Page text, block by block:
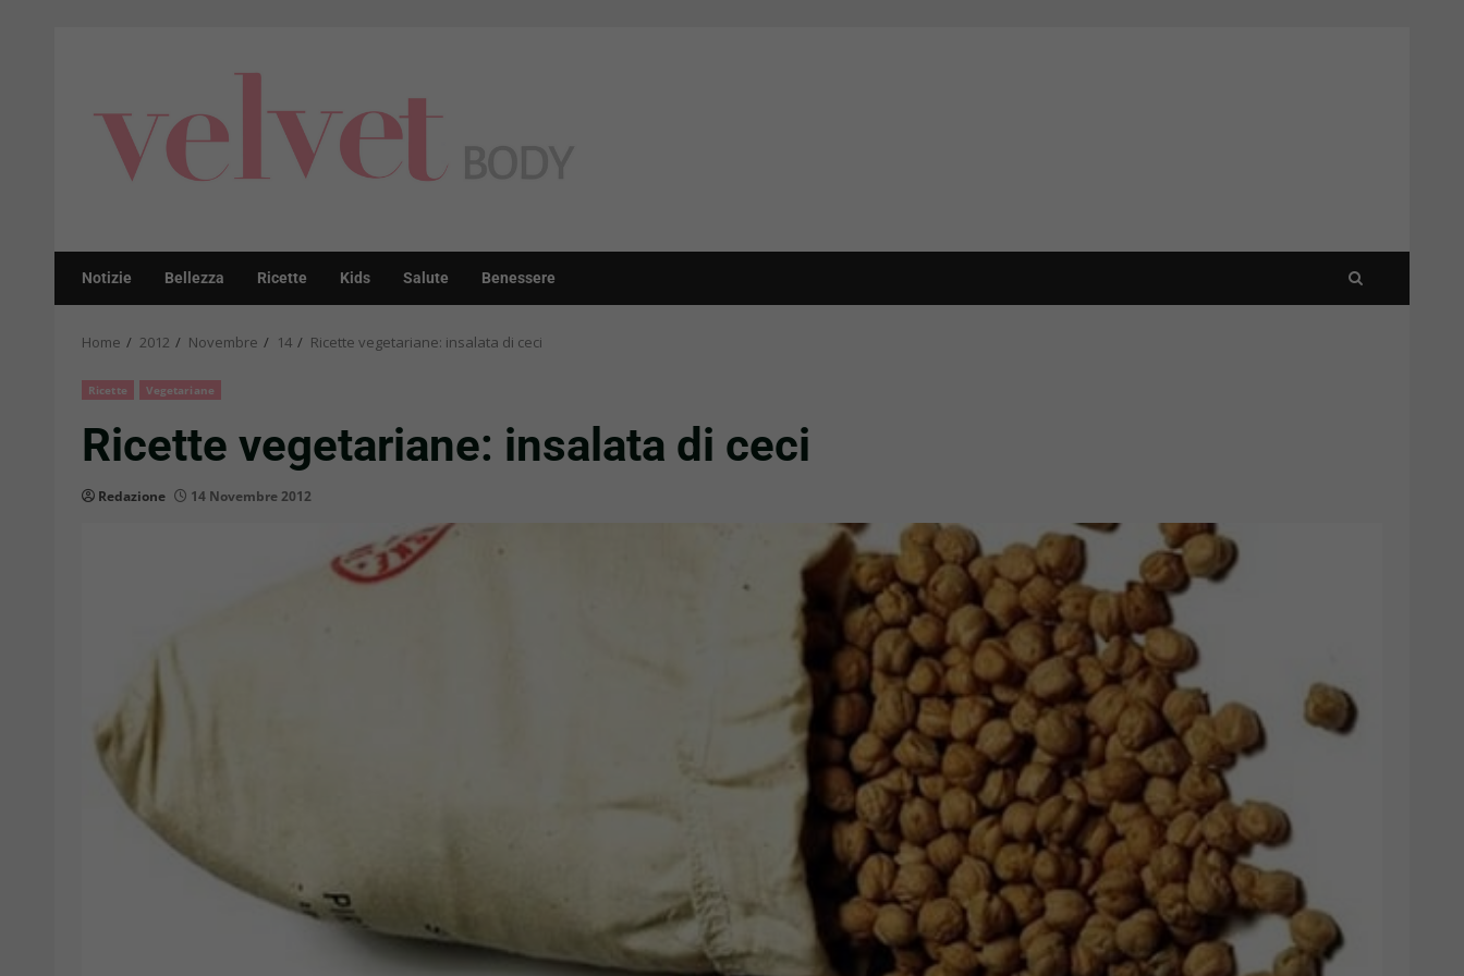
Notizie Bellezza Ricette Kids Salute Benessere
Home 2012 Novembre 14 Ricette vegetariane: insalata di ceci
Ricette Vegetariane
Ricette vegetariane: insalata di ceci
Redazione 14 Novembre 2012